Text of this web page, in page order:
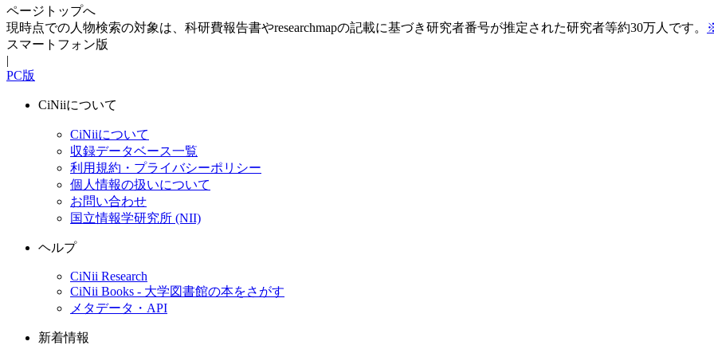
ページトップへ
現時点での人物検索の対象は、科研費報告書やresearchmapの記載に基づき研究者番号が推定された研究者等約30万人です。
スマートフォン版
|
PC版
CiNiiについて
CiNiiについて
収録データベース一覧
利用規約・プライバシーポリシー
個人情報の扱いについて
お問い合わせ
国立情報学研究所 (NII)
ヘルプ
CiNii Research
CiNii Books - 大学図書館の本をさがす
メタデータ・API
新着情報